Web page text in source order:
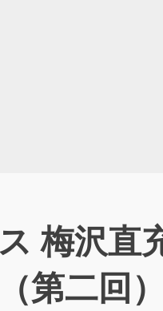
梅沢
第二回）